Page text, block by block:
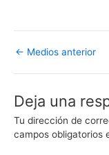
o
k
r
a
m
e p
e
← Medios anterior
Deja una
Tu dirección de
campos obligatorios